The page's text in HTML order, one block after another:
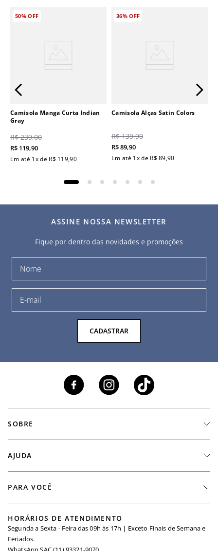
50%OFF
Camisola Manga Curta Indian
Gray
R$ 239,00
R$ 119,90
Em até 1x de R$ 119,90
36%OFF
Camisola Alças Satin Colors
R$ 139,90
R$89,90
Em até 1x de R$ 89,90
ASSINE NOSSA NEWSLETTER
Fique por dentro das novidades e promoções
CADASTRAR
SOBRE
Seja um Revendedor
Igualdade Salarial
AJUDA
Minha Conta
Trocas
PARA VOCÊ
Maternidade
HORÁRIOS DE ATENDIMENTO
Segunda a Sexta - Feira das 09h às 17h | Exceto Finais de Semana e
Feriados.